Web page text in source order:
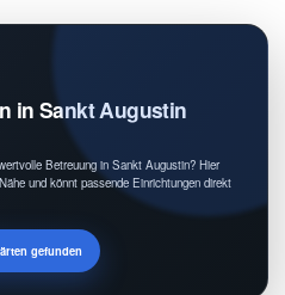
in Sankt Augustin
Betreuung in Sankt Augustin? Hier
und könnt passende Einrichtungen direkt
gefunden